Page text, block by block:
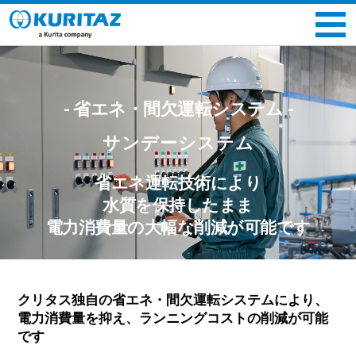
- 省エネ・間欠運転システム -
サンデーシステム
省エネ運転技術により
水質を保持したまま
電力消費量の大幅な削減が可能です
クリタス独自の省エネ・間欠運転システムにより、
電力消費量を抑え、ランニングコストの削減が可能
です